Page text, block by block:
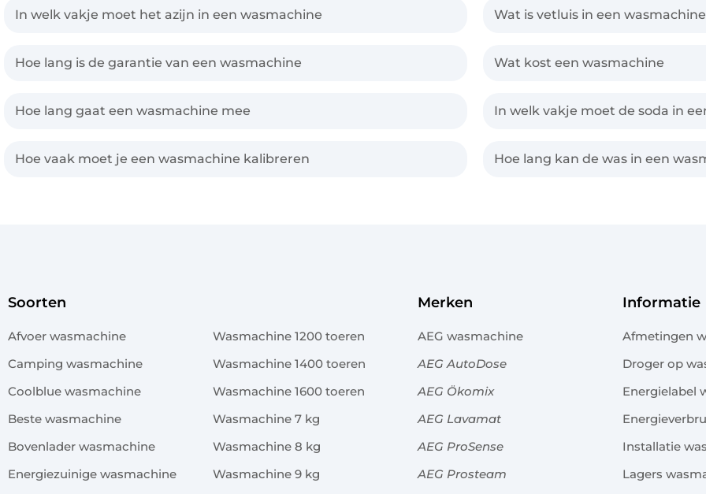
In welk vakje moet het azijn in een wasmachine Wat is vetluis in een wasmachine
Hoe lang is de garantie van een wasmachine Wat kost een wasmachine
Hoe lang gaat een wasmachine mee In welk vakje moet de soda in
Hoe vaak moet je een wasmachine kalibreren Hoe lang kan de was in een
Soorten
Afvoer wasmachine
Camping wasmachine
Coolblue wasmachine
Beste wasmachine
Bovenlader wasmachine
Energiezuinige wasmachine
Wasmachine 1200 toeren
Wasmachine 1400 toeren
Wasmachine 1600 toeren
Wasmachine 7 kg
Wasmachine 8 kg
Wasmachine 9 kg
Merken
AEG wasmachine
AEG AutoDose
AEG Ökomix
AEG Lavamat
AEG ProSense
AEG Prosteam
Informatie
Afmetingen
Droger op
Energielabel
Installatie
Lagers